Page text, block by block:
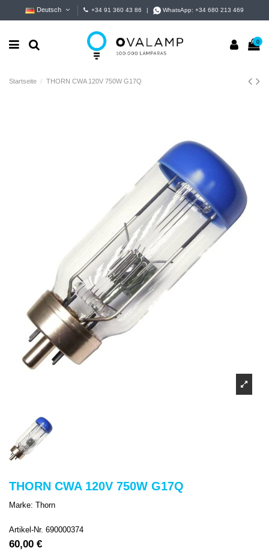
Deutsch +34 91 360 43 86 WhatsApp:+34 680 213 469
0
Startseite THORN CWA 120V 750W G17Q
THORN CWA 120V 750W G17Q
Marke: Thorn
Artikel-Nr. 690000374
60,00 €